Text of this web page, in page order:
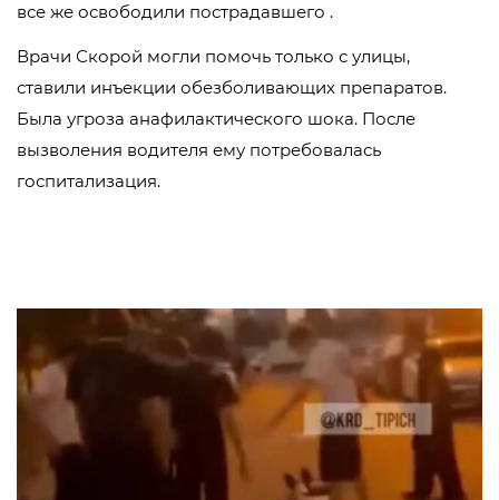
все же освободили пострадавшего .
Врачи Скорой могли помочь только с улицы,
ставили инъекции обезболивающих препаратов.
Была угроза анафилактического шока. После
вызволения водителя ему потребовалась
госпитализация.